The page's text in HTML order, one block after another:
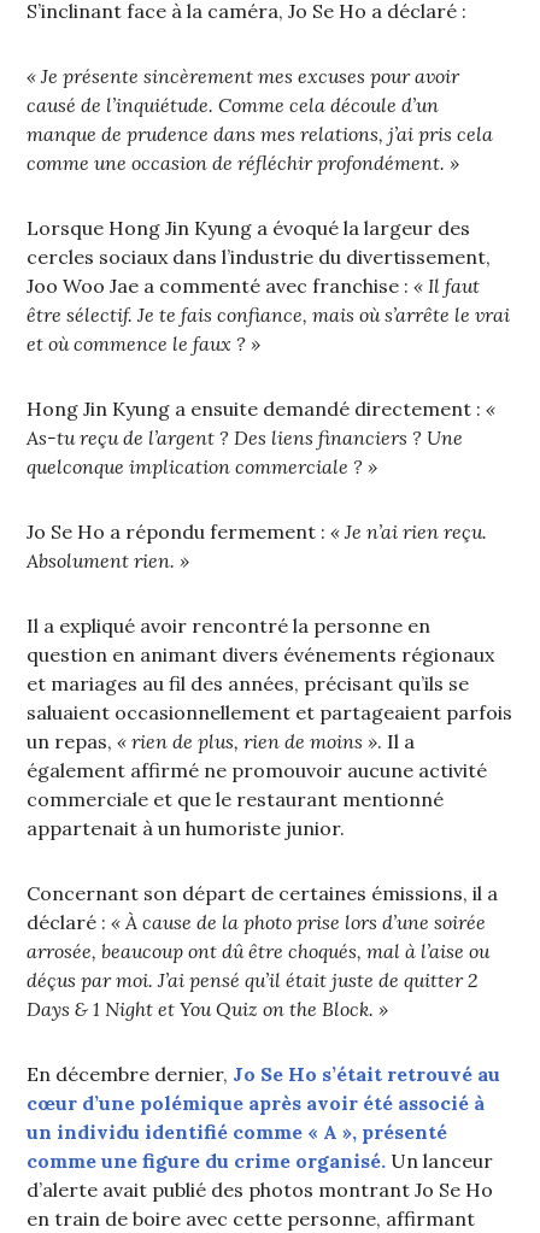
S’inclinant face à la caméra, Jo Se Ho a déclaré :
« Je présente sincèrement mes excuses pour avoir
causé de l’inquiétude. Comme cela découle d’un
manque de prudence dans mes relations, j’ai pris cela
comme une occasion de réfléchir profondément. »
Lorsque Hong Jin Kyung a évoqué la largeur des
cercles sociaux dans l’industrie du divertissement,
Joo Woo Jae a commenté avec franchise :« Il faut
être sélectif. Je te fais confiance, mais où s’arrête le vrai
et où commence le faux ? »
Hong Jin Kyung a ensuite demandé directement :«
As-tu reçu de l’argent ? Des liens financiers ? Une
quelconque implication commerciale ? »
Jo Se Ho a répondu fermement :« Je n’ai rien reçu.
Absolument rien. »
Il a expliqué avoir rencontré la personne en
question en animant divers événements régionaux
et mariages au fil des années, précisant qu’ils se
saluaient occasionnellement et partageaient parfois
un repas,« rien de plus, rien de moins ». Il a
également affirmé ne promouvoir aucune activité
commerciale et que le restaurant mentionné
appartenait à un humoriste junior.
Concernant son départ de certaines émissions, il a
déclaré :« À cause de la photo prise lors d’une soirée
arrosée, beaucoup ont dû être choqués, mal à l’aise ou
déçus par moi. J’ai pensé qu’il était juste de quitter 2
Days & 1 Night et You Quiz on the Block. »
En décembre dernier, Jo Se Ho s’était retrouvé au
cœur d’une polémique après avoir été associé à
un individu identifié comme « A », présenté
comme une figure du crime organisé. Un lanceur
d’alerte avait publié des photos montrant Jo Se Ho
en train de boire avec cette personne, affirmant